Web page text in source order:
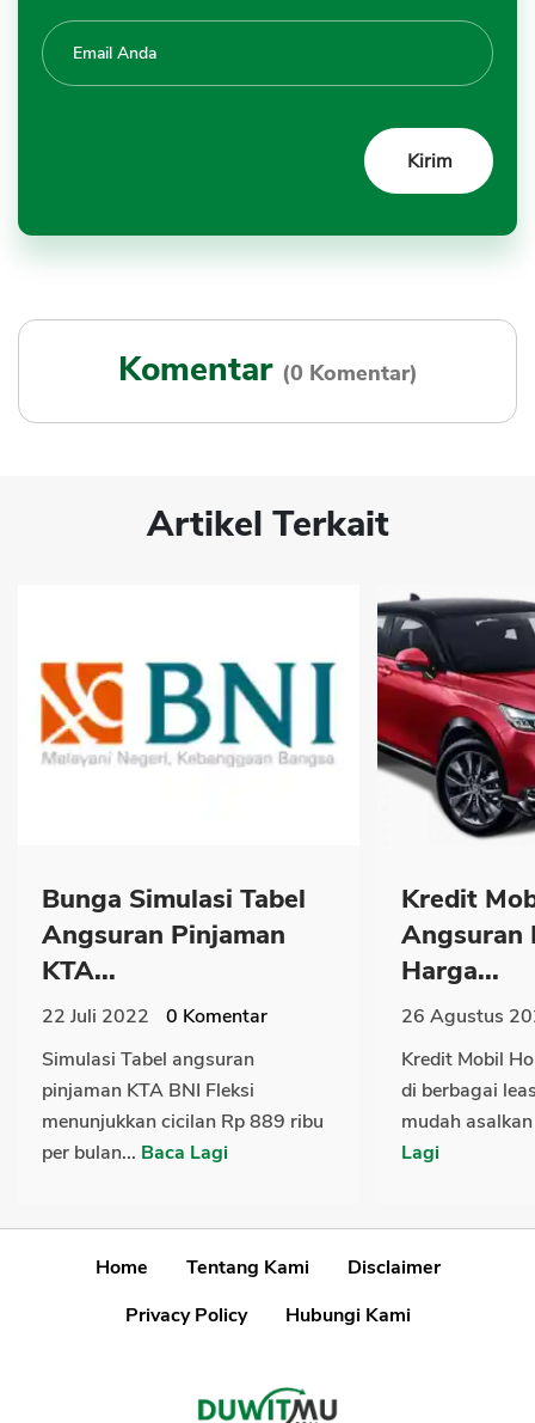
Komentar (0 Komentar)
Artikel Terkait
Bunga Simulasi Tabel
Angsuran Pinjaman
KTA...
22 Juli 2022 0 Komentar
Simulasi Tabel angsuran
pinjaman KTA BNI Fleksi
menunjukkan cicilan Rp 889 ribu
per bulan... Baca Lagi
Kredit
Angsuran
Harga...
26 Agustus
Kredit Mobil
di berbagai
mudah
Lagi
Home Tentang Kami
Disclaimer
Privacy Policy
Hubungi Kami